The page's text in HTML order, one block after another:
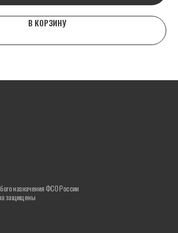
В КОРЗИНУ
назначения ФСО России
защищены